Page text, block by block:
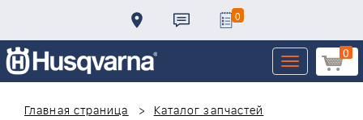
0
0
Toggle
navigation
Главная страница
Каталог запчастей